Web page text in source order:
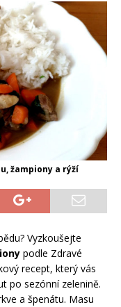
žampiony a rýží
Vyzkoušejte
podle Zdravé
recept, který vás
po sezónní zelenině.
a špenátu. Masu